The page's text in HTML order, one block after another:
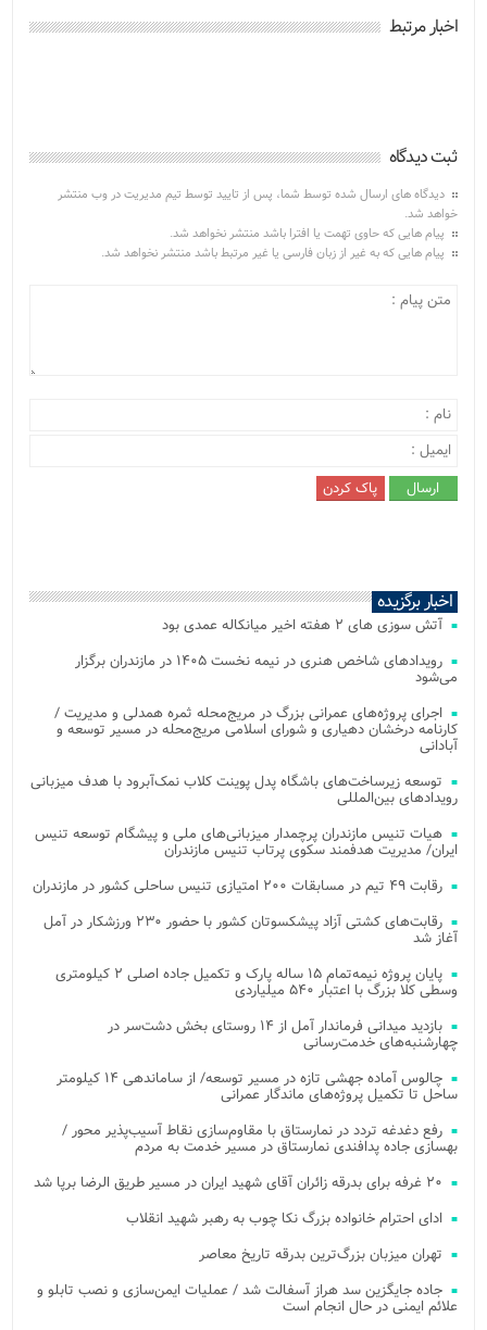
اخبار مرتبط
ثبت دیدگاه
دیدگاه های ارسال شده توسط شما، پس از تایید توسط تیم مدیریت در وب منتشر
خواهد شد.
پیام هایی که حاوی تهمت یا افترا باشد منتشر نخواهد شد.
پیام هایی که به غیر از زبان فارسی یا غیر مرتبط باشد منتشر نخواهد شد.
اخبار برگزیده
آتش‌ سوزی‌ های ۲ هفته اخیر میانکاله عمدی بود
رویدادهای شاخص هنری در نیمه نخست ۱۴۰۵ در مازندران برگزار
می‌شود
اجرای پروژه‌های عمرانی بزرگ در مریج‌محله ثمره همدلی و مدیریت /
کارنامه درخشان دهیاری و شورای اسلامی مریج‌محله در مسیر توسعه و
آبادانی
توسعه زیرساخت‌های باشگاه پدل پوینت کلاب نمک‌آبرود با هدف میزبانی
رویدادهای بین‌المللی
هیات تنیس مازندران پرچمدار میزبانی‌های ملی و پیشگام توسعه تنیس
ایران/ مدیریت هدفمند سکوی پرتاب تنیس مازندران
رقابت ۴۹ تیم در مسابقات ۲۰۰ امتیازی تنیس ساحلی کشور در مازندران
رقابت‌های کشتی آزاد پیشکسوتان کشور با حضور ۲۳۰ ورزشکار در آمل
آغاز شد
پایان پروژه نیمه‌تمام ۱۵ ساله پارک و تکمیل جاده اصلی ۲ کیلومتری
وسطی کلا بزرگ با اعتبار ۵۴۰ میلیاردی
بازدید میدانی فرماندار آمل از ۱۴ روستای بخش دشت‌سر در
چهارشنبه‌های خدمت‌رسانی
چالوس آماده جهشی تازه در مسیر توسعه/ از ساماندهی ۱۴ کیلومتر
ساحل تا تکمیل پروژه‌های ماندگار عمرانی
رفع دغدغه تردد در نمارستاق با مقاوم‌سازی نقاط آسیب‌پذیر محور /
بهسازی جاده پدافندی نمارستاق در مسیر خدمت به مردم
۲۰ غرفه برای بدرقه زائران آقای شهید ایران در مسیر طریق الرضا برپا شد
ادای احترام خانواده بزرگ نکا چوب به رهبر شهید انقلاب
تهران میزبان بزرگ‌ترین بدرقه تاریخ معاصر
جاده جایگزین سد هراز آسفالت شد / عملیات ایمن‌سازی و نصب تابلو و
علائم ایمنی در حال انجام است